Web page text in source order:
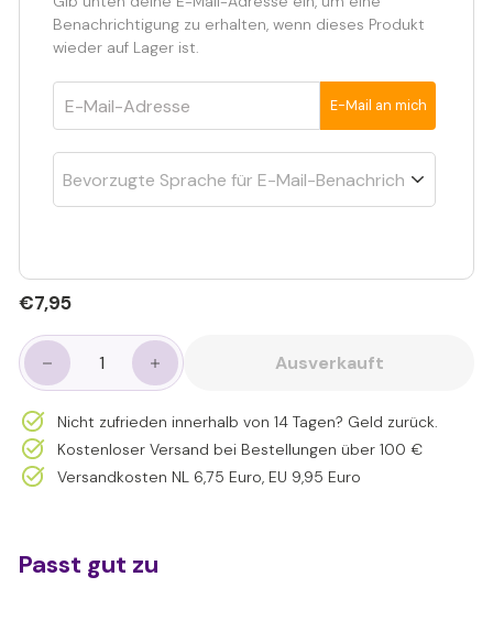
Benachrichtigung zu erhalten, wenn dieses Produkt
wieder auf Lager ist.
E-Mail an mich
Normaler
€7,95€7,95
Ausverkauft
Nicht zufrieden innerhalb von 14 Tagen? Geld zurück.
Kostenloser Versand bei Bestellungen über 100 €
Versandkosten NL 6,75 Euro, EU 9,95 Euro
Passt gut zu